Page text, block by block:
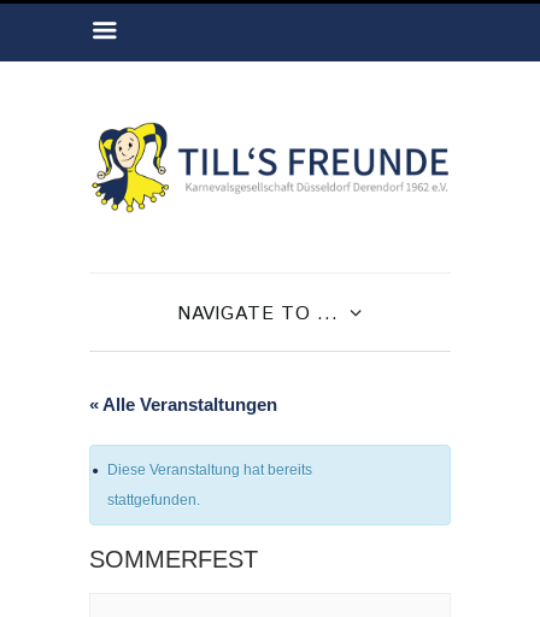
NAVIGATE TO ...
« Alle Veranstaltungen
Diese Veranstaltung hat bereits
stattgefunden.
SOMMERFEST